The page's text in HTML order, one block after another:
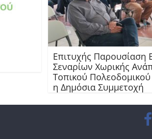
Επιτυχής Παρουσίαση
Σεναρίων Χωρικής
Τοπικού
η Δημόσια Συμμετοχή